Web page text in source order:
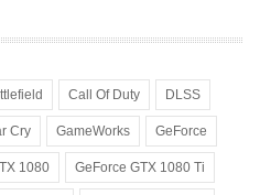
Call Of Duty DLSS
Cry GameWorks GeForce
1080 GeForce GTX 1080 Ti